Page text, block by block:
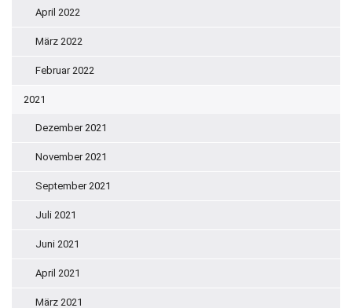
April 2022
März 2022
Februar 2022
2021
Dezember 2021
November 2021
September 2021
Juli 2021
Juni 2021
April 2021
März 2021